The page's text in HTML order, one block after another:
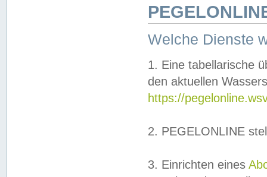
Welche Dienste
1. Eine tabellarische
den aktuellen
https://
2. PEGELONLINE
3. Einrichten eines